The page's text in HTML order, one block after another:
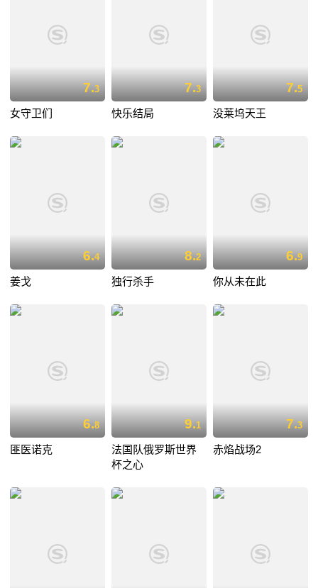
7.3
女守卫们
7.3
快乐结局
7.5
没莱坞天王
6.4
姜戈
8.2
独行杀手
6.9
你从未在此
6.8
匪医诺克
9.1
法国队俄罗斯世界
杯之心
7.3
赤焰战场2